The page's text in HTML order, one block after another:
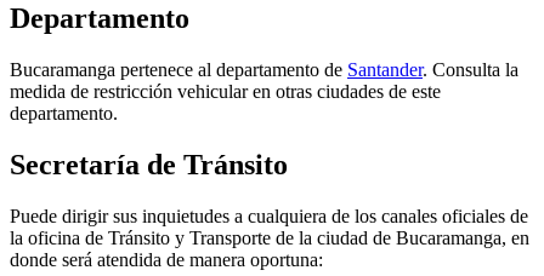
Departamento
Bucaramanga pertenece al departamento de Santander. Consulta la
medida de restricción vehicular en otras ciudades de este
departamento.
Secretaría de Tránsito
Puede dirigir sus inquietudes a cualquiera de los canales oficiales de
la oficina de Tránsito y Transporte de la ciudad de Bucaramanga, en
donde será atendida de manera oportuna: